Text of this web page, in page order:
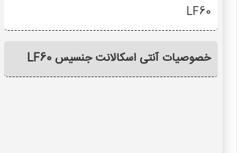
LF60
خصوصیات آنتی اسکالانت جنسیس LF60